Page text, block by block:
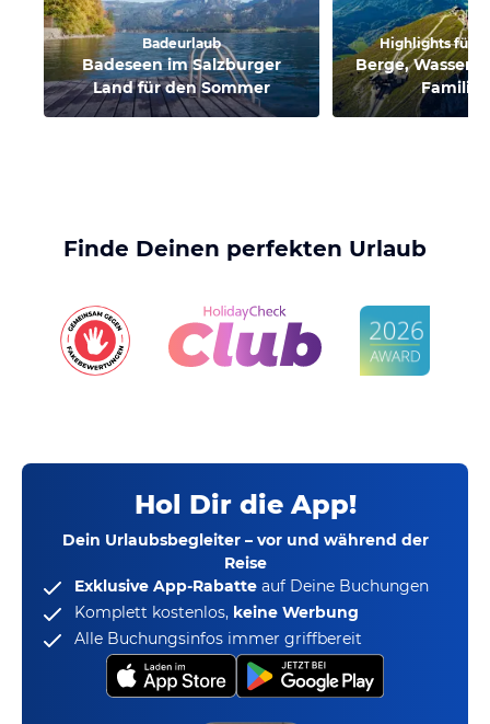
Badeurlaub
Badeseen im Salzburger
Land für den Sommer
Highlights für
Berge, Wasser
Finde Deinen perfekten Urlaub
Hol Dir die App!
Dein Urlaubsbegleiter – vor und während der
Reise
Exklusive App-Rabatte auf Deine Buchungen
Komplett kostenlos, keine Werbung
Alle Buchungsinfos immer griffbereit